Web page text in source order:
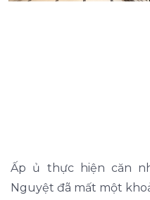
Ấp ủ thực hiện căn
Nguyệt đã mất một